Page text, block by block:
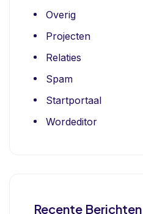
Overig
Projecten
Relaties
Spam
Startportaal
Wordeditor
Recente Berichten